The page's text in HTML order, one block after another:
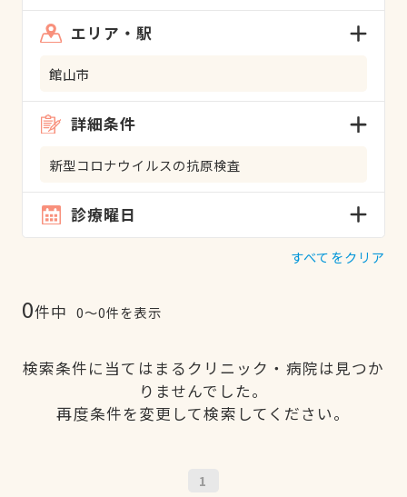
エリア・駅
館山市
詳細条件
新型コロナウイルスの抗原検査
診療曜日
すべてをクリア
0件中 0〜0件を表示
検索条件に当てはまるクリニック・病院は見つか
りませんでした。
再度条件を変更して検索してください。
1